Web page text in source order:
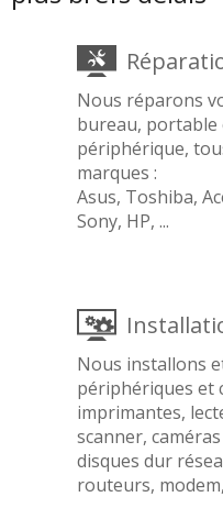
Nous réparons
bureau,
périphérique,
marques :
Asus, Toshiba,
Sony, HP, ...
Nous installons
périphériques et
imprimantes,
scanner,
disques dur
routeurs, modem,